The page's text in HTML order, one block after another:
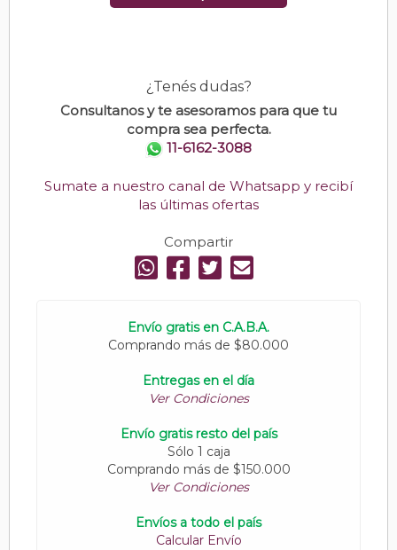
¿Tenés dudas?
Consultanos y te asesoramos para que tu
compra sea perfecta.
11-6162-3088
Sumate a nuestro canal de Whatsapp y recibí
las últimas ofertas
Compartir
Envío gratis en C.A.B.A.
Comprando más de $80.000
Entregas en el día
Ver Condiciones
Envío gratis resto del país
Sólo 1 caja
Comprando más de $150.000
Ver Condiciones
Envíos a todo el país
Calcular Envío